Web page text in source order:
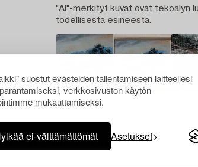
suostut evästeiden tallentamiseen laitteellesi
verkkosivuston käytön
mukauttamiseksi.
ei-välttämättömät Asetukset
"AI"-merkityt kuvat ovat tekoälyn
todellisesta esineestä.
katsomia kohteita